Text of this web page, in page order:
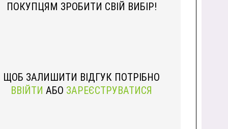
ПОКУПЦЯМ ЗРОБИТИ СВІЙ ВИБІР!
ЩОБ ЗАЛИШИТИ ВІДГУК ПОТРІБНО
ВВІЙТИ АБО ЗАРЕЄСТРУВАТИСЯ